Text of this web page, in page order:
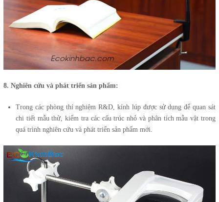
8. Nghiên cứu và phát triển sản phẩm:
Trong các phòng thí nghiệm R&D, kính lúp được sử dụng để quan sát
chi tiết mẫu thử, kiểm tra các cấu trúc nhỏ và phân tích mẫu vật trong
quá trình nghiên cứu và phát triển sản phẩm mới.